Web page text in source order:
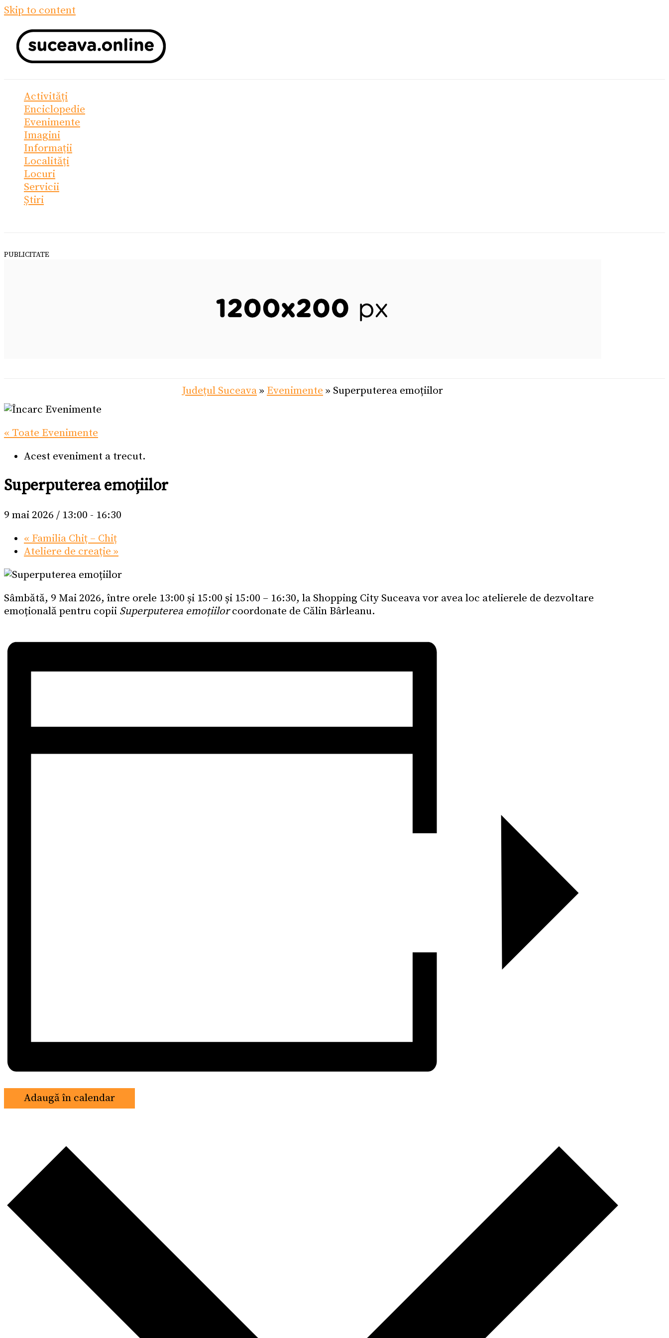
Skip to content
Activități
Enciclopedie
Evenimente
Imagini
Informații
Localități
Locuri
Servicii
Știri
PUBLICITATE
Județul Suceava» Evenimente » Superputerea emoțiilor
« Toate Evenimente
Acest eveniment a trecut.
Superputerea emoțiilor
9 mai 2026 / 13:00 - 16:30
« Familia Chiț – Chiț
Ateliere de creație »
Sâmbătă, 9 Mai 2026, între orele 13:00 și 15:00 și 15:00 – 16:30, la Shopping City Suceava vor avea loc atelierele de dezvoltare
emoțională pentru copii Superputerea emoțiilorcoordonate de Călin Bârleanu.
Adaugă în calendar